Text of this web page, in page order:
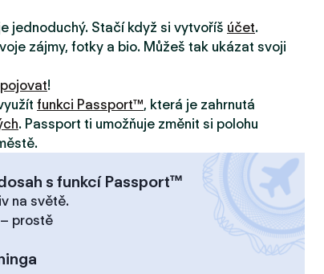
jednoduchý. Stačí když si vytvoříš účet.
zájmy, fotky a bio. Můžeš tak ukázat svoji
!
funkci Passport™, která je zahrnutá
. Passport ti umožňuje změnit si polohu
s funkcí Passport™
na světě.
prostě